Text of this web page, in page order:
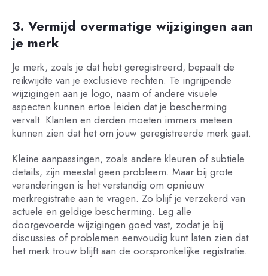
3. Vermijd overmatige wijzigingen aan
je merk
Je merk, zoals je dat hebt geregistreerd, bepaalt de
reikwijdte van je exclusieve rechten. Te ingrijpende
wijzigingen aan je logo, naam of andere visuele
aspecten kunnen ertoe leiden dat je bescherming
vervalt. Klanten en derden moeten immers meteen
kunnen zien dat het om jouw geregistreerde merk gaat.
Kleine aanpassingen, zoals andere kleuren of subtiele
details, zijn meestal geen probleem. Maar bij grote
veranderingen is het verstandig om opnieuw
merkregistratie aan te vragen. Zo blijf je verzekerd van
actuele en geldige bescherming. Leg alle
doorgevoerde wijzigingen goed vast, zodat je bij
discussies of problemen eenvoudig kunt laten zien dat
het merk trouw blijft aan de oorspronkelijke registratie.